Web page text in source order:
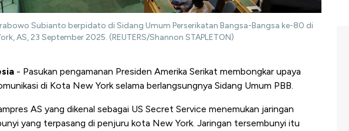
Subianto berpidato di Sidang Umum Perserikatan Bangsa-Bangsa ke-80 di
AS, 23 September 2025. (REUTERS/Shannon STAPLETON)
- Pasukan pengamanan Presiden Amerika Serikat membongkar upaya
di Kota New York selama berlangsungnya Sidang Umum PBB.
AS yang dikenal sebagai US Secret Service menemukan jaringan
yang terpasang di penjuru kota New York. Jaringan tersembunyi itu